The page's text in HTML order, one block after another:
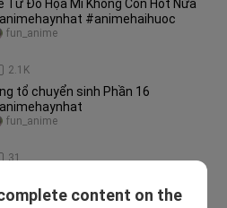
Từ Đó Họa Mi Không Còn Hót Nửa
#animehaihuoc
2.1K
fun_anime
tổ chuyển sinh Phần 16
31
fun_anime
content on the